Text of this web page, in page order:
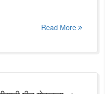
Read More